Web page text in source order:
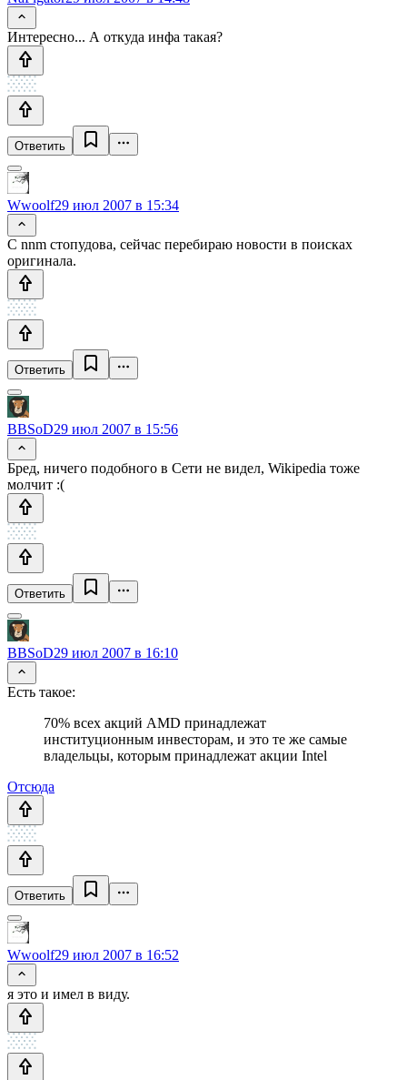
Интересно... А откуда инфа такая?
Ответить
Wwoolf29 июл 2007 в 15:34
С nnm стопудова, сейчас перебираю новости в поисках
оригинала.
Ответить
BBSoD29 июл 2007 в 15:56
Бред, ничего подобного в Сети не видел, Wikipedia тоже
молчит :(
Ответить
BBSoD29 июл 2007 в 16:10
Есть такое:
70% всех акций AMD принадлежат
институционным инвесторам, и это те же самые
владельцы, которым принадлежат акции Intel
Отсюда
Ответить
Wwoolf29 июл 2007 в 16:52
я это и имел в виду.